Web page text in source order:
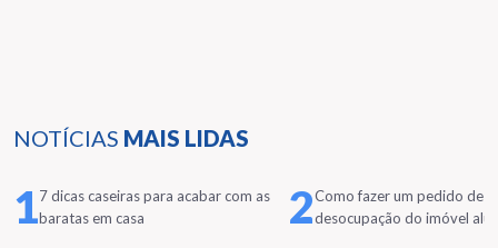
NOTÍCIAS MAIS LIDAS
17 dicas caseiras para acabar com as
baratas em casa
2Como fazer um pedido de
desocupação do imóvel